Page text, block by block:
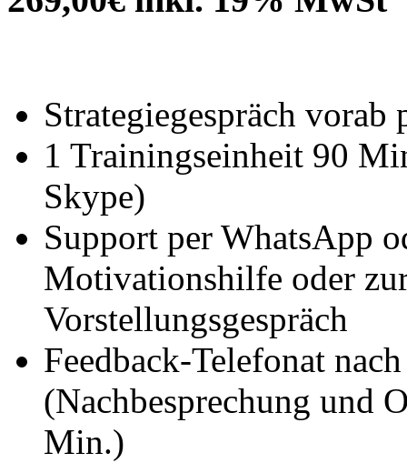
Strategiegespräch
1 Trainingseinheit 90
Skype)
Support per WhatsApp
Motivationshilfe oder
Vorstellungsgespräch
Feedback-Telefonat
(Nachbesprechung und
Min.)